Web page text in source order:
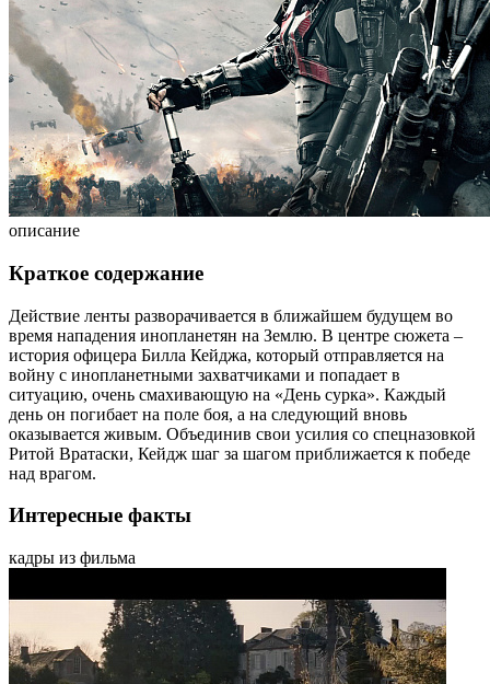
описание
Краткое содержание
Действие ленты разворачивается в ближайшем будущем во
время нападения инопланетян на Землю. В центре сюжета –
история офицера Билла Кейджа, который отправляется на
войну с инопланетными захватчиками и попадает в
ситуацию, очень смахивающую на «День сурка». Каждый
день он погибает на поле боя, а на следующий вновь
оказывается живым. Объединив свои усилия со спецназовкой
Ритой Вратаски, Кейдж шаг за шагом приближается к победе
над врагом.
Интересные факты
кадры из фильма